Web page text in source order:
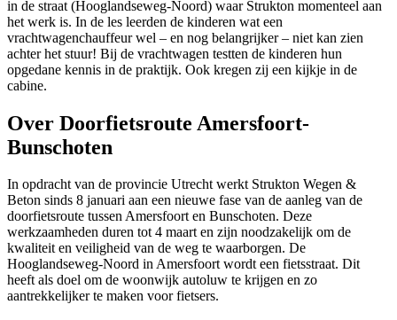
in de straat (Hooglandseweg-Noord) waar Strukton momenteel aan
het werk is. In de les leerden de kinderen wat een
vrachtwagenchauffeur wel – en nog belangrijker – niet kan zien
achter het stuur! Bij de vrachtwagen testten de kinderen hun
opgedane kennis in de praktijk. Ook kregen zij een kijkje in de
cabine.
Over Doorfietsroute Amersfoort-
Bunschoten
In opdracht van de provincie Utrecht werkt Strukton Wegen &
Beton sinds 8 januari aan een nieuwe fase van de aanleg van de
doorfietsroute tussen Amersfoort en Bunschoten. Deze
werkzaamheden duren tot 4 maart en zijn noodzakelijk om de
kwaliteit en veiligheid van de weg te waarborgen. De
Hooglandseweg-Noord in Amersfoort wordt een fietsstraat. Dit
heeft als doel om de woonwijk autoluw te krijgen en zo
aantrekkelijker te maken voor fietsers.